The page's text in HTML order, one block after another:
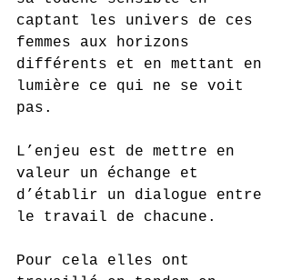
captant les univers de ces
femmes aux horizons
différents et en mettant en
lumière ce qui ne se voit
pas.
L’enjeu est de mettre en
valeur un échange et
d’établir un dialogue entre
le travail de chacune.
Pour cela elles ont